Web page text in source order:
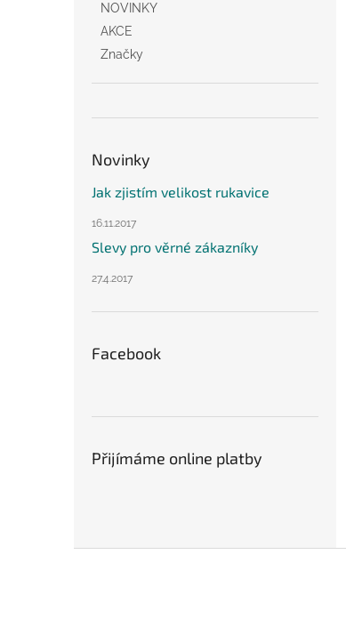
NOVINKY
AKCE
Značky
Novinky
Jak zjistím velikost rukavice
16.11.2017
Slevy pro věrné zákazníky
27.4.2017
Facebook
Přijímáme online platby